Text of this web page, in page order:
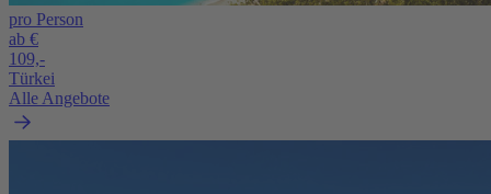
pro Person
ab €
109,-
Türkei
Alle Angebote